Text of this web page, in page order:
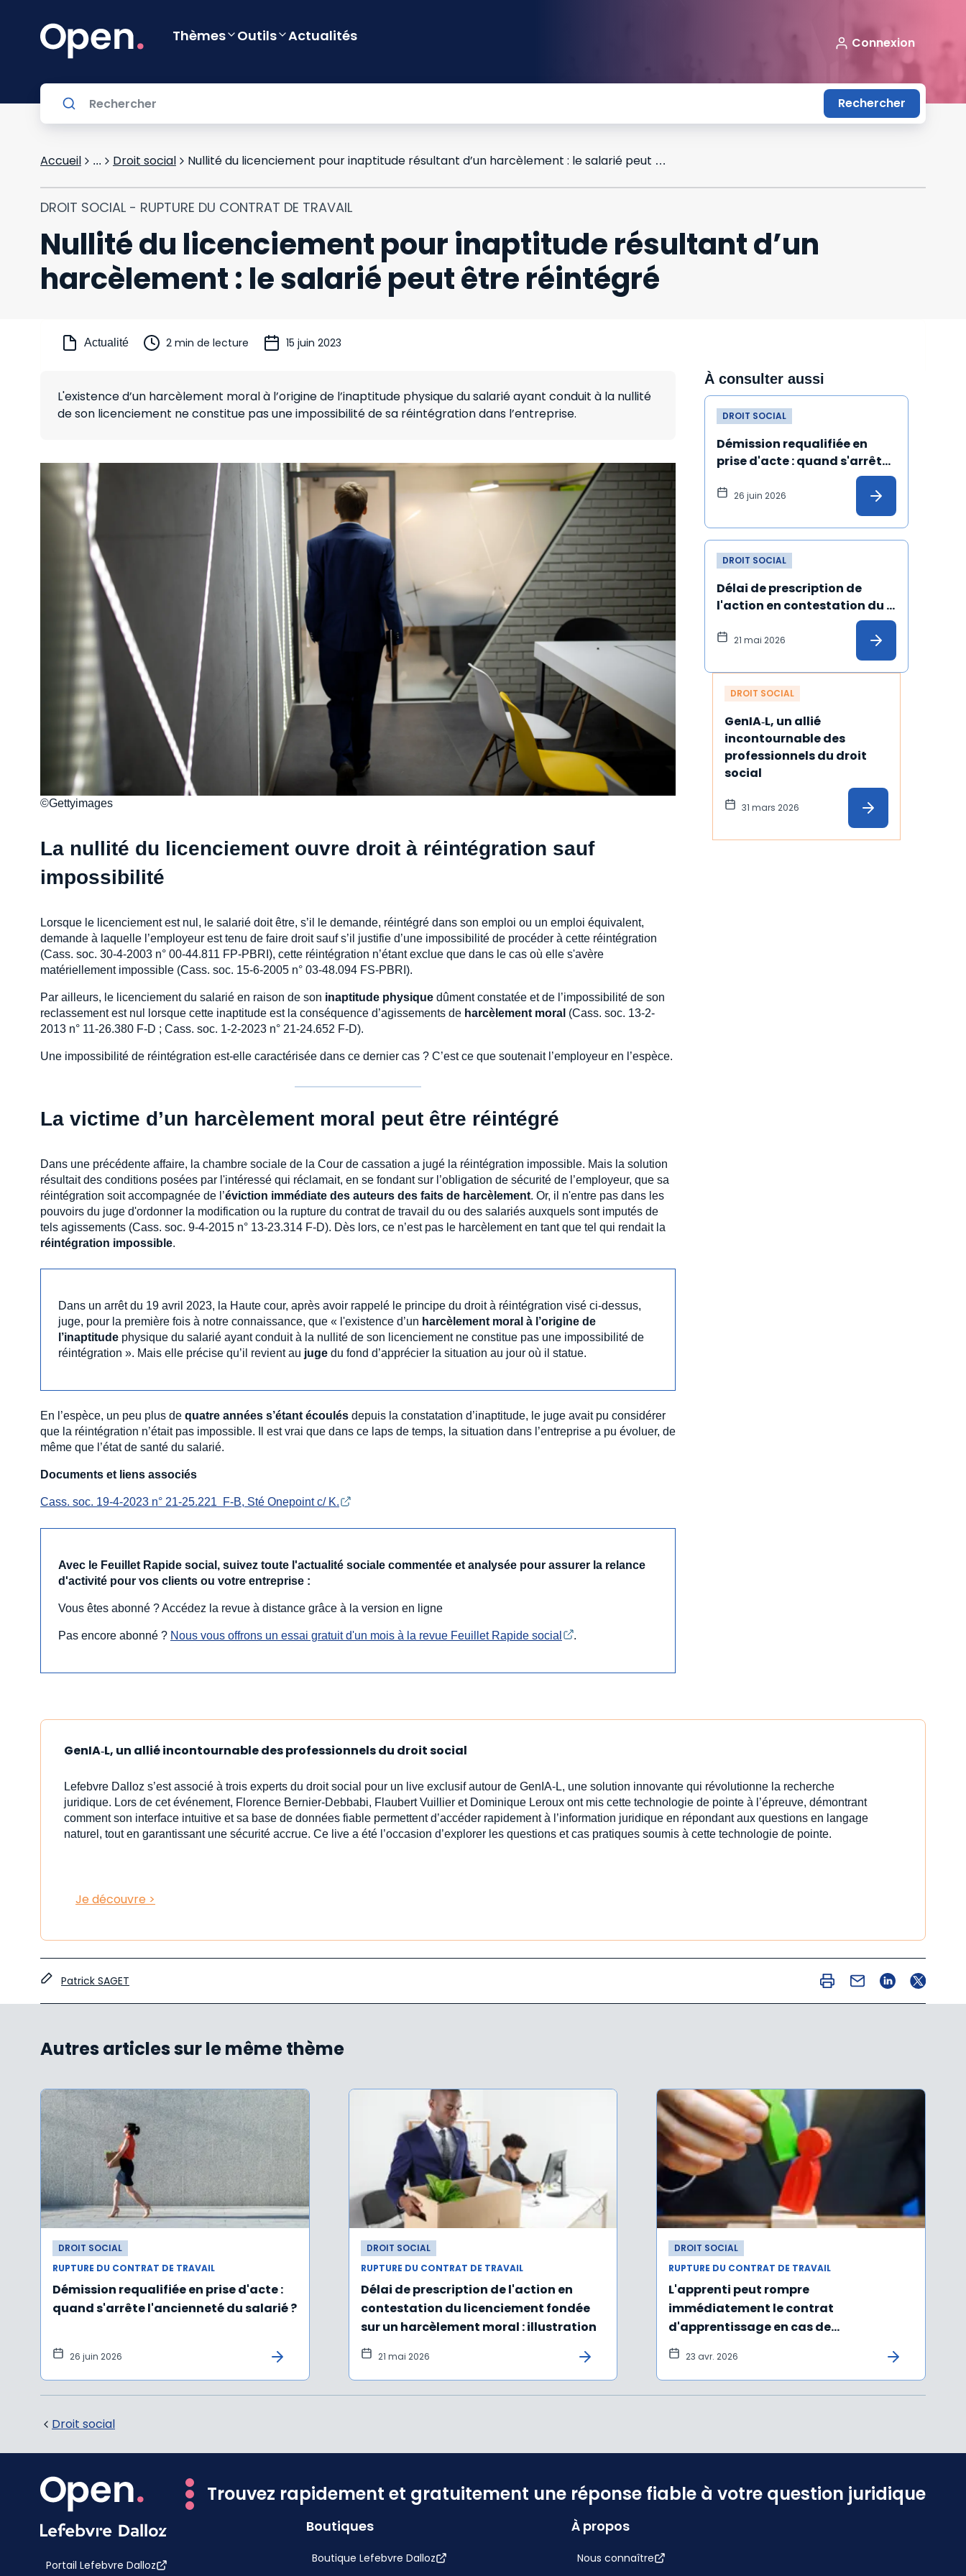
Thèmes Outils Actualités Connexion
Rechercher
Accueil ... Droit social Nullité du licenciement pour inaptitude résultant d’un harcèlement : le salarié peut être réintégré
DROIT SOCIAL - RUPTURE DU CONTRAT DE TRAVAIL
Nullité du licenciement pour inaptitude résultant d’un
harcèlement : le salarié peut être réintégré
Actualité 2 min de lecture 15 juin 2023
L'existence d’un harcèlement moral à l’origine de l’inaptitude physique du salarié ayant conduit à la nullité
de son licenciement ne constitue pas une impossibilité de sa réintégration dans l’entreprise.
©Gettyimages
La nullité du licenciement ouvre droit à réintégration sauf
impossibilité
Lorsque le licenciement est nul, le salarié doit être, s’il le demande, réintégré dans son emploi ou un emploi équivalent,
demande à laquelle l’employeur est tenu de faire droit sauf s’il justifie d’une impossibilité de procéder à cette réintégration
(Cass. soc. 30-4-2003 n° 00-44.811 FP-PBRI), cette réintégration n’étant exclue que dans le cas où elle s'avère
matériellement impossible (Cass. soc. 15-6-2005 n° 03-48.094 FS-PBRI).
Par ailleurs, le licenciement du salarié en raison de son inaptitude physique dûment constatée et de l’impossibilité de son
reclassement est nul lorsque cette inaptitude est la conséquence d’agissements de harcèlement moral (Cass. soc. 13-2-
2013 n° 11-26.380 F-D ; Cass. soc. 1-2-2023 n° 21-24.652 F-D).
Une impossibilité de réintégration est-elle caractérisée dans ce dernier cas ? C’est ce que soutenait l’employeur en l’espèce.
La victime d’un harcèlement moral peut être réintégré
Dans une précédente affaire, la chambre sociale de la Cour de cassation a jugé la réintégration impossible. Mais la solution
résultait des conditions posées par l'intéressé qui réclamait, en se fondant sur l’obligation de sécurité de l’employeur, que sa
réintégration soit accompagnée de l’éviction immédiate des auteurs des faits de harcèlement. Or, il n'entre pas dans les
pouvoirs du juge d'ordonner la modification ou la rupture du contrat de travail du ou des salariés auxquels sont imputés de
tels agissements (Cass. soc. 9-4-2015 n° 13-23.314 F-D). Dès lors, ce n’est pas le harcèlement en tant que tel qui rendait la
réintégration impossible.
Dans un arrêt du 19 avril 2023, la Haute cour, après avoir rappelé le principe du droit à réintégration visé ci-dessus,
juge, pour la première fois à notre connaissance, que « l'existence d’un harcèlement moral à l’origine de
l’inaptitude physique du salarié ayant conduit à la nullité de son licenciement ne constitue pas une impossibilité de
réintégration ». Mais elle précise qu’il revient au juge du fond d’apprécier la situation au jour où il statue.
En l’espèce, un peu plus de quatre années s’étant écoulés depuis la constatation d’inaptitude, le juge avait pu considérer
que la réintégration n’était pas impossible. Il est vrai que dans ce laps de temps, la situation dans l’entreprise a pu évoluer, de
même que l’état de santé du salarié.
Documents et liens associés
Cass. soc. 19-4-2023 n° 21-25.221  F-B, Sté Onepoint c/ K.
Avec le Feuillet Rapide social, suivez toute l'actualité sociale commentée et analysée pour assurer la relance
d'activité pour vos clients ou votre entreprise :
Vous êtes abonné ? Accédez la revue à distance grâce à la version en ligne
Pas encore abonné ? Nous vous offrons un essai gratuit d'un mois à la revue Feuillet Rapide social .
À consulter aussi
DROIT SOCIAL
Démission requalifiée en
prise d'acte : quand s'arrête
l'ancienneté du salarié ?
26 juin 2026
DROIT SOCIAL
Délai de prescription de
l'action en contestation du
licenciement fondée sur un
harcèlement moral :
21 mai 2026
DROIT SOCIAL
GenIA‑L, un allié
incontournable des
professionnels du droit
social
31 mars 2026
GenIA‑L, un allié incontournable des professionnels du droit social
Lefebvre Dalloz s’est associé à trois experts du droit social pour un live exclusif autour de GenIA‑L, une solution innovante qui révolutionne la recherche
juridique. Lors de cet événement, Florence Bernier-Debbabi, Flaubert Vuillier et Dominique Leroux ont mis cette technologie de pointe à l’épreuve, démontrant
comment son interface intuitive et sa base de données fiable permettent d’accéder rapidement à l’information juridique en répondant aux questions en langage
naturel, tout en garantissant une sécurité accrue. Ce live a été l’occasion d’explorer les questions et cas pratiques soumis à cette technologie de pointe.
Je découvre >
Patrick SAGET
Autres articles sur le même thème
DROIT SOCIAL
RUPTURE DU CONTRAT DE TRAVAIL
Démission requalifiée en prise d'acte :
quand s'arrête l'ancienneté du salarié ?
26 juin 2026
DROIT SOCIAL
RUPTURE DU CONTRAT DE TRAVAIL
Délai de prescription de l'action en
contestation du licenciement fondée
sur un harcèlement moral : illustration
21 mai 2026
DROIT SOCIAL
RUPTURE DU CONTRAT DE TRAVAIL
L'apprenti peut rompre
immédiatement le contrat
d'apprentissage en cas de
manquements graves de l'employeur
23 avr. 2026
Droit social
Trouvez rapidement et gratuitement une réponse fiable à votre question juridique
Portail Lefebvre Dalloz
Boutiques
Boutique Lefebvre Dalloz
À propos
Nous connaître